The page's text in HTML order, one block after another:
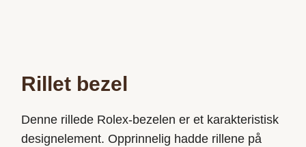
Rillet bezel
Denne rillede Rolex-bezelen er et karakteristisk
designelement. Opprinnelig hadde rillene på